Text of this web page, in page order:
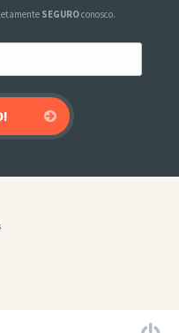
SEGUROconosco.